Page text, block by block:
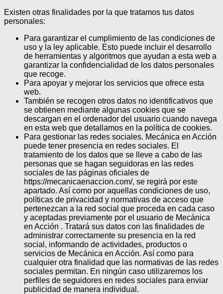
Existen otras finalidades por la que tratamos tus datos
personales:
Para garantizar el cumplimiento de las condiciones de
uso y la ley aplicable. Esto puede incluir el desarrollo
de herramientas y algoritmos que ayudan a esta web a
garantizar la confidencialidad de los datos personales
que recoge.
Para apoyar y mejorar los servicios que ofrece esta
web.
También se recogen otros datos no identificativos que
se obtienen mediante algunas cookies que se
descargan en el ordenador del usuario cuando navega
en esta web que detallamos en la política de cookies.
Para gestionar las redes sociales. Mecánica en Acción
puede tener presencia en redes sociales. El
tratamiento de los datos que se lleve a cabo de las
personas que se hagan seguidoras en las redes
sociales de las páginas oficiales de
https://mecanicaenaccion.com/, se regirá por este
apartado. Así como por aquellas condiciones de uso,
políticas de privacidad y normativas de acceso que
pertenezcan a la red social que proceda en cada caso
y aceptadas previamente por el usuario de Mecánica
en Acción . Tratará sus datos con las finalidades de
administrar correctamente su presencia en la red
social, informando de actividades, productos o
servicios de Mecánica en Acción. Así como para
cualquier otra finalidad que las normativas de las redes
sociales permitan. En ningún caso utilizaremos los
perfiles de seguidores en redes sociales para enviar
publicidad de manera individual.